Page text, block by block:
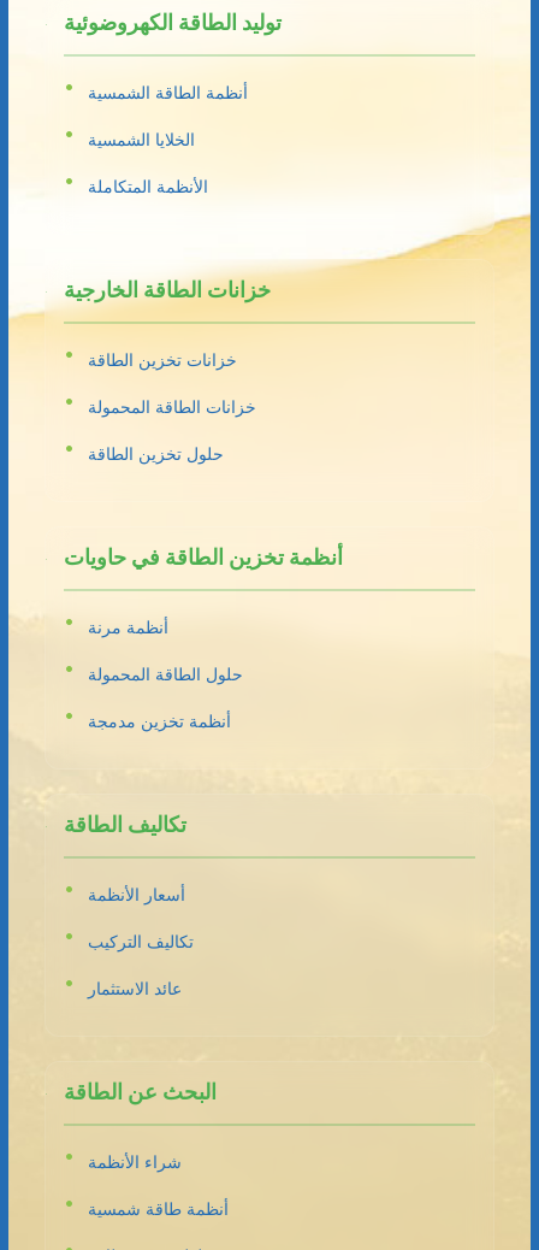
توليد الطاقة الكهروضوئية
أنظمة الطاقة الشمسية
الخلايا الشمسية
الأنظمة المتكاملة
خزانات الطاقة الخارجية
خزانات تخزين الطاقة
خزانات الطاقة المحمولة
حلول تخزين الطاقة
أنظمة تخزين الطاقة في حاويات
أنظمة مرنة
حلول الطاقة المحمولة
أنظمة تخزين مدمجة
تكاليف الطاقة
أسعار الأنظمة
تكاليف التركيب
عائد الاستثمار
البحث عن الطاقة
شراء الأنظمة
أنظمة طاقة شمسية